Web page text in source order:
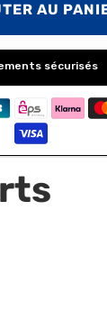
AU
sécurisés